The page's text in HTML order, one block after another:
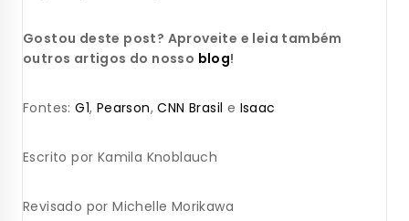
Gostou deste post? Aproveite e leia também
outros artigos do nosso blog!
Fontes:G1, Pearson,CNN Brasil e Isaac
Escrito por Kamila Knoblauch
Revisado por Michelle Morikawa